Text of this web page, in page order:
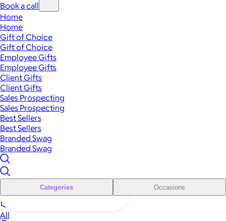
Book a call
Home
Home
Gift of Choice
Gift of Choice
Employee Gifts
Employee Gifts
Client Gifts
Client Gifts
Sales Prospecting
Sales Prospecting
Best Sellers
Best Sellers
Branded Swag
Branded Swag
Categories Occasions
All